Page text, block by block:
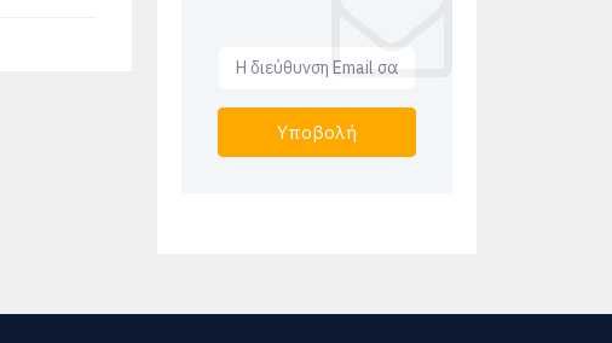
Υποβολή